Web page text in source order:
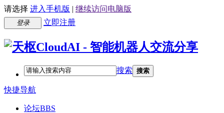
请选择 进入手机版 | 继续访问电脑版
登录 立即注册
搜索 搜索
快捷导航
论坛BBS